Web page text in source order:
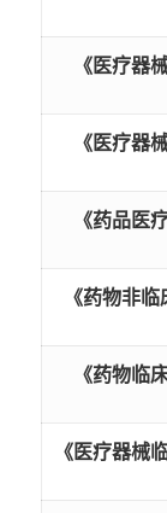
《医疗器
《医疗器
《药品医
《药物非
《药物临
《医疗器械